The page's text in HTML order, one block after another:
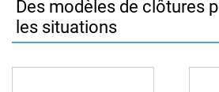
Des modèles de clôtures
les situations